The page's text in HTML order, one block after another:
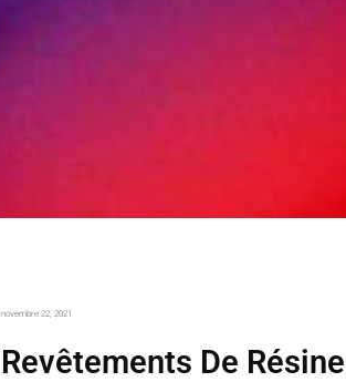
novembre 22, 2021
Revêtements De